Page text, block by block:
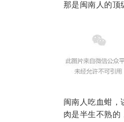
那是闽南人的顶
闽南人吃血蚶，
肉是半生不熟的